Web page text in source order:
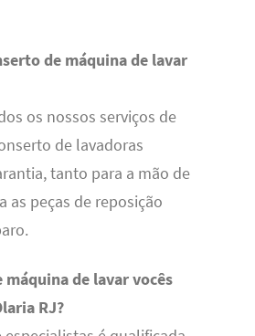
de máquina de lavar
os nossos serviços de
de lavadoras
tanto para a mão de
as peças de reposição
máquina de lavar vocês
RJ?